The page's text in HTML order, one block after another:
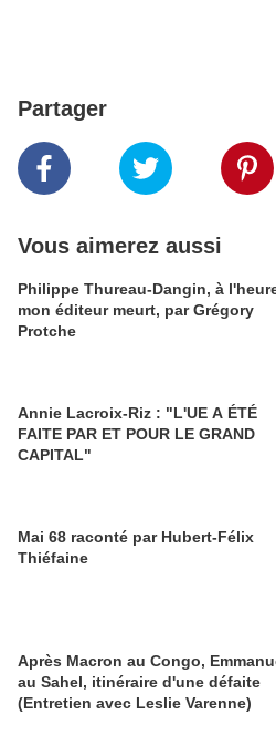
Partager
Vous aimerez aussi
Philippe Thureau-Dangin, à
mon éditeur meurt, par Grégory
Protche
Annie Lacroix-Riz : "L'UE A ÉTÉ
FAITE PAR ET POUR LE GRAND
CAPITAL"
Mai 68 raconté par Hubert-Félix
Thiéfaine
Après Macron au Congo,
au Sahel, itinéraire d'une défaite
(Entretien avec Leslie Varenne)